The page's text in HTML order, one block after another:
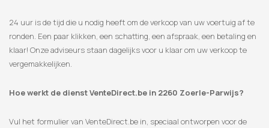
24 uur is de tijd die u nodig heeft om de verkoop van uw voertuig af te
ronden. Een paar klikken, een schatting, een afspraak, een betaling en
klaar! Onze adviseurs staan ​​dagelijks voor u klaar om uw verkoop te
vergemakkelijken.
Hoe werkt de dienst VenteDirect.be in 2260 Zoerle-Parwijs?
Vul het formulier van VenteDirect.be in, speciaal ontworpen voor de